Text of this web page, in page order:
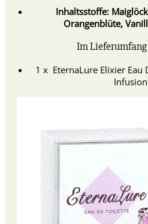
Inhaltsstoffe:
Orangenblüte,
Im
1 x EternaLure Elixier Eau